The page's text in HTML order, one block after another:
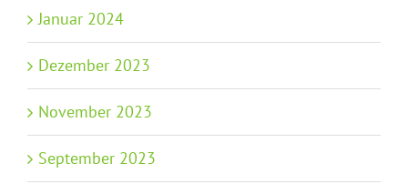
Januar 2024
Dezember 2023
November 2023
September 2023